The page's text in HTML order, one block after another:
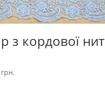
з кордової
грн.